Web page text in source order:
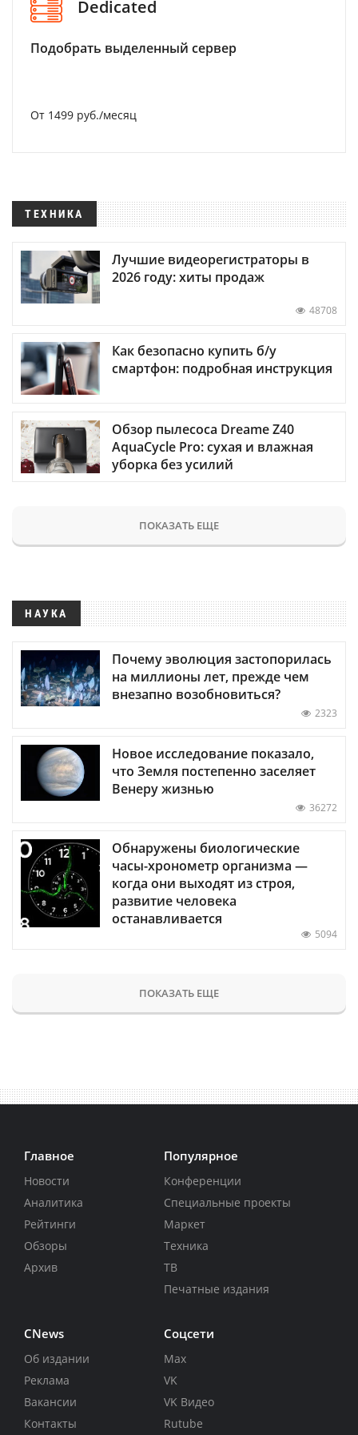
Dedicated
Подобрать выделенный сервер
От 1499 руб./месяц
ТЕХНИКА
Лучшие видеорегистраторы в
2026 году: хиты продаж
48708
Как безопасно купить б/у
смартфон: подробная инструкция
Обзор пылесоса Dreame Z40
AquaCycle Pro: сухая и влажная
уборка без усилий
ПОКАЗАТЬ ЕЩЕ
НАУКА
Почему эволюция застопорилась
на миллионы лет, прежде чем
внезапно возобновиться?
2323
Новое исследование показало,
что Земля постепенно заселяет
Венеру жизнью
36272
Обнаружены биологические
часы-хронометр организма —
когда они выходят из строя,
развитие человека
останавливается
5094
ПОКАЗАТЬ ЕЩЕ
Главное
Новости
Аналитика
Рейтинги
Обзоры
Архив
Популярное
Конференции
Специальные проекты
Маркет
Техника
ТВ
Печатные издания
CNews
Об издании
Реклама
Вакансии
Контакты
Соцсети
Max
VK
VK Видео
Rutube